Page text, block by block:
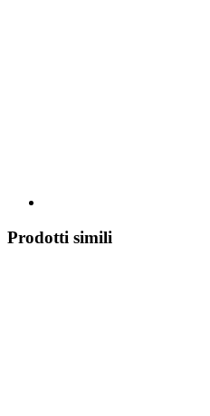
Prodotti simili